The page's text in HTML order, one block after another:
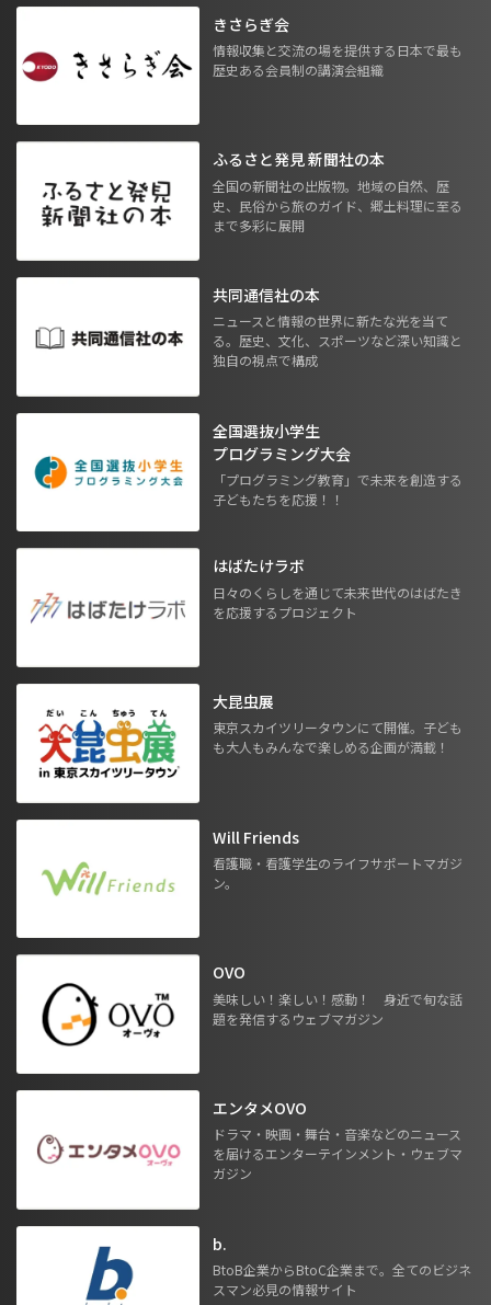
きさらぎ会
情報収集と交流の場を提供する日本で最も
歴史ある会員制の講演会組織
ふるさと発見 新聞社の本
全国の新聞社の出版物。地域の自然、歴
史、民俗から旅のガイド、郷土料理に至る
まで多彩に展開
共同通信社の本
ニュースと情報の世界に新たな光を当て
る。歴史、文化、スポーツなど深い知識と
独自の視点で構成
全国選抜小学生
プログラミング大会
「プログラミング教育」で未来を創造する
子どもたちを応援！！
はばたけラボ
日々のくらしを通じて未来世代のはばたき
を応援するプロジェクト
大昆虫展
東京スカイツリータウンにて開催。子ども
も大人もみんなで楽しめる企画が満載！
Will Friends
看護職・看護学生のライフサポートマガジ
ン。
OVO
美味しい！楽しい！感動！ 身近で旬な話
題を発信するウェブマガジン
エンタメOVO
ドラマ・映画・舞台・音楽などのニュース
を届けるエンターテインメント・ウェブマ
ガジン
b.
BtoB企業からBtoC企業まで。全てのビジネ
スマン必見の情報サイト